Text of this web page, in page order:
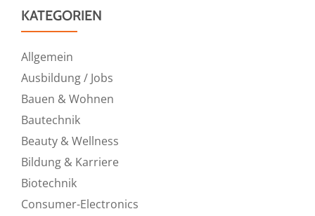
KATEGORIEN
Allgemein
Ausbildung / Jobs
Bauen & Wohnen
Bautechnik
Beauty & Wellness
Bildung & Karriere
Biotechnik
Consumer-Electronics